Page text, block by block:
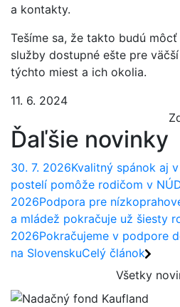
a kontakty.
Tešíme sa, že takto budú
služby dostupné ešte pre
týchto miest a ich okolia.
11. 6. 2024
Ďaľšie novinky
30. 7. 2026Kvalitný spánok aj
postelí pomôže rodičom v
2026Podpora pre
a mládež pokračuje už šiesty
2026Pokračujeme v podpore
na SlovenskuCelý článok
Všetky